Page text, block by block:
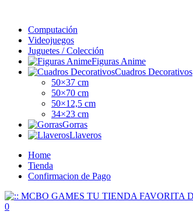
Computación
Videojuegos
Juguetes / Colección
Figuras Anime
Cuadros Decorativos
50×37 cm
50×70 cm
50×12,5 cm
34×23 cm
Gorras
Llaveros
Home
Tienda
Confirmacion de Pago
0